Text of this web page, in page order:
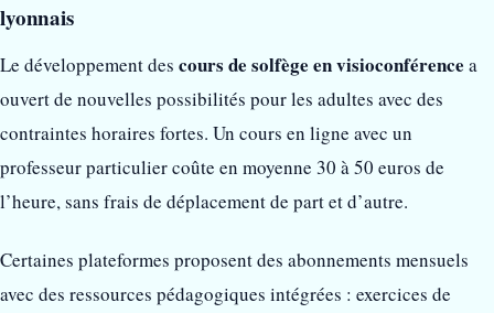
lyonnais
Le développement des cours de solfège en visioconférence a
ouvert de nouvelles possibilités pour les adultes avec des
contraintes horaires fortes. Un cours en ligne avec un
professeur particulier coûte en moyenne 30 à 50 euros de
l’heure, sans frais de déplacement de part et d’autre.
Certaines plateformes proposent des abonnements mensuels
avec des ressources pédagogiques intégrées : exercices de